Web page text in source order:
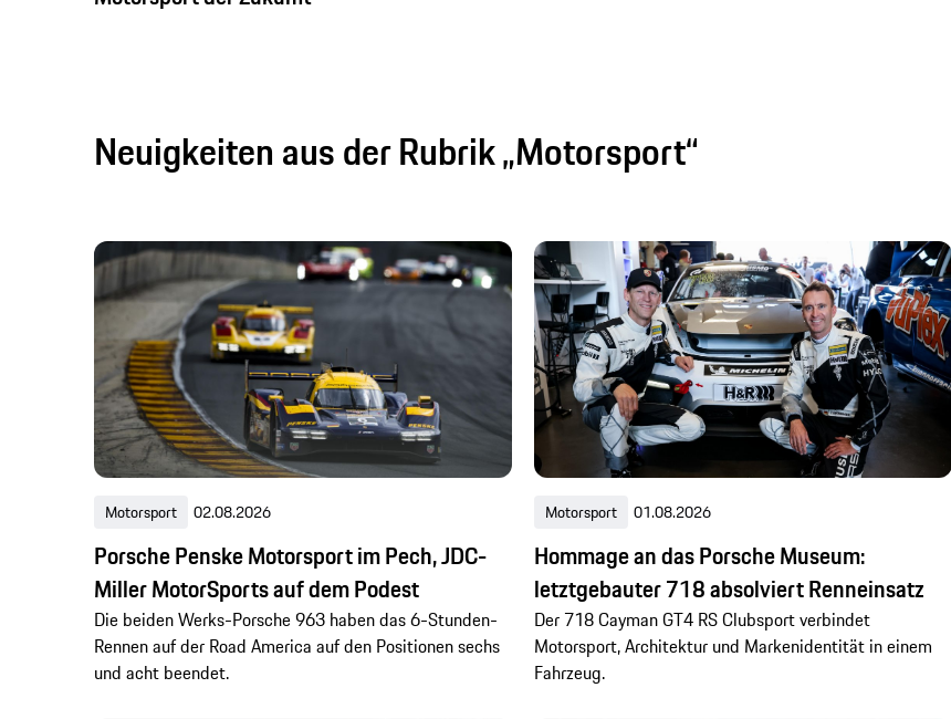
Neuigkeiten aus der Rubrik „Motorsport“
Motorsport 02.08.2026
Porsche Penske Motorsport im Pech, JDC-
Miller MotorSports auf dem Podest
Die beiden Werks-Porsche 963 haben das 6-Stunden-
Rennen auf der Road America auf den Positionen sechs
und acht beendet.
Motorsport 01.08.2026
Hommage an das Porsche Museum:
letztgebauter 718 absolviert Renneinsatz
Der 718 Cayman GT4 RS Clubsport verbindet
Motorsport, Architektur und Markenidentität in einem
Fahrzeug.